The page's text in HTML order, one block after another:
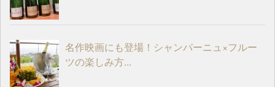
名作映画にも登場！シャンパーニュ×フルー
ツの楽しみ方...